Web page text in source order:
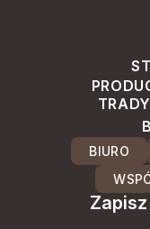
BIURO